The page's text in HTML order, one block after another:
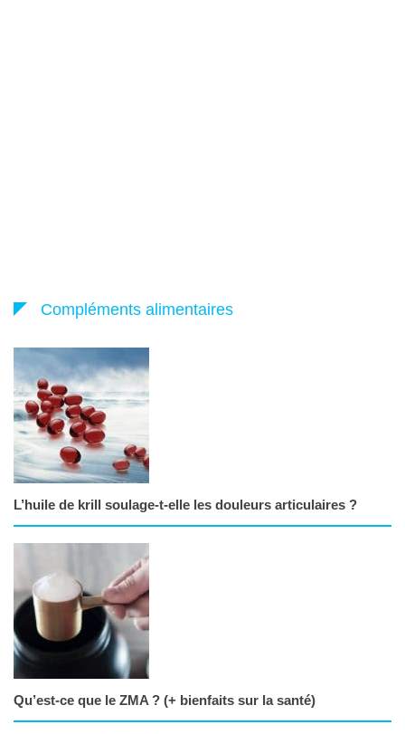
Compléments alimentaires
L’huile de krill soulage-t-elle les douleurs articulaires ?
Qu’est-ce que le ZMA ? (+ bienfaits sur la santé)